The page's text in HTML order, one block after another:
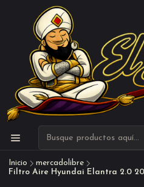
Inicio
mercadolibre
Filtro Aire Hyundai Elantra 2.0